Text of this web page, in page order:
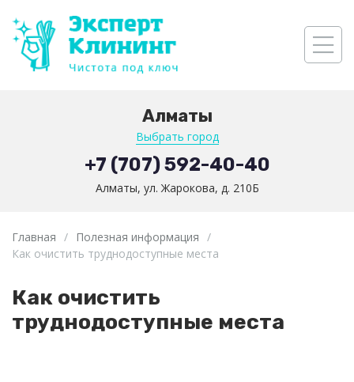
Алматы
Выбрать город
+7 (707) 592-40-40
Алматы, ул. Жарокова, д. 210Б
Главная / Полезная информация /
Как очистить труднодоступные места
Как очистить
труднодоступные места